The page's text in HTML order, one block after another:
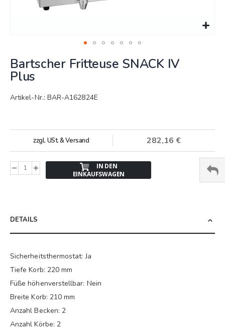
zum
Anfang
der
Bildergalerie
Bartscher Fritteuse SNACK IV
Plus
Artikel-Nr.: BAR-A162824E
282,16 €
zzgl. USt. & Versand
IN DEN
EINKAUFSWAGEN
DETAILS
Sicherheitsthermostat: Ja
Tiefe Korb: 220 mm
Füße höhenverstellbar: Nein
Breite Korb: 210 mm
Anzahl Becken: 2
Anzahl Körbe: 2